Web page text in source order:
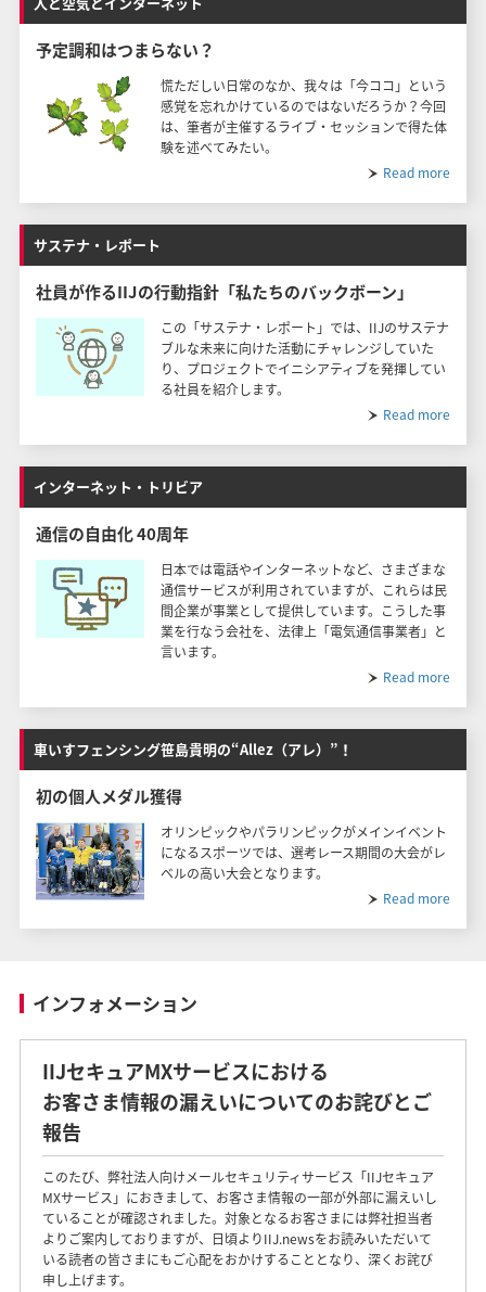
予定調和はつまらない？
慌ただしい日常のなか、我々は「今ココ」という
感覚を忘れかけているのではないだろうか？今回
は、筆者が主催するライブ・セッションで得た体
験を述べてみたい。
Read more
サステナ・レポート
社員が作るIIJの行動指針「私たちのバックボーン」
この「サステナ・レポート」では、IIJのサステナ
ブルな未来に向けた活動にチャレンジしていた
り、プロジェクトでイニシアティブを発揮してい
る社員を紹介します。
Read more
インターネット・トリビア
通信の自由化 40周年
日本では電話やインターネットなど、さまざまな
通信サービスが利用されていますが、これらは民
間企業が事業として提供しています。こうした事
業を行なう会社を、法律上「電気通信事業者」と
言います。
Read more
車いすフェンシング笹島貴明の“Allez（アレ）”！
初の個人メダル獲得
オリンピックやパラリンピックがメインイベント
になるスポーツでは、選考レース期間の大会がレ
ベルの高い大会となります。
Read more
インフォメーション
IIJセキュアMXサービスにおける
お客さま情報の漏えいについてのお詫びとご
報告
このたび、弊社法人向けメールセキュリティサービス「IIJセキュア
MXサービス」におきまして、お客さま情報の一部が外部に漏えいし
ていることが確認されました。対象となるお客さまには弊社担当者
よりご案内しておりますが、日頃よりIIJ.newsをお読みいただいて
いる読者の皆さまにもご心配をおかけすることとなり、深くお詫び
申し上げます。